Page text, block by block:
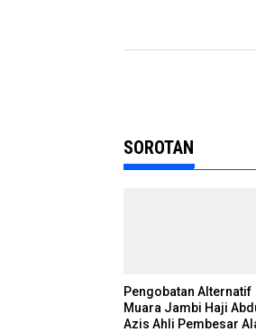
SOROTAN
Pengobatan Alternatif
Muara Jambi Haji
Azis Ahli Pembesar